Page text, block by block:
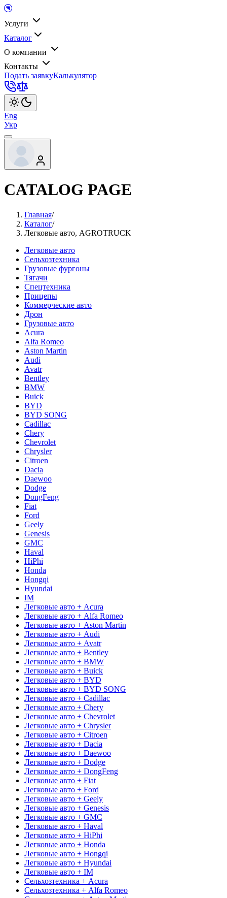
Услуги
Каталог
О компании
Контакты
Подать заявкуКалькулятор
Eng
Укр
CATALOG PAGE
Главная/
Каталог/
Легковые авто, AGROTRUCK
Легковые авто
Сельхозтехника
Грузовые фургоны
Тягачи
Спецтехника
Прицепы
Коммерческие авто
Дрон
Грузовые авто
Acura
Alfa Romeo
Aston Martin
Audi
Avatr
Bentley
BMW
Buick
BYD
BYD SONG
Cadillac
Chery
Chevrolet
Chrysler
Citroen
Dacia
Daewoo
Dodge
DongFeng
Fiat
Ford
Geely
Genesis
GMC
Haval
HiPhi
Honda
Hongqi
Hyundai
IM
Легковые авто + Acura
Легковые авто + Alfa Romeo
Легковые авто + Aston Martin
Легковые авто + Audi
Легковые авто + Avatr
Легковые авто + Bentley
Легковые авто + BMW
Легковые авто + Buick
Легковые авто + BYD
Легковые авто + BYD SONG
Легковые авто + Cadillac
Легковые авто + Chery
Легковые авто + Chevrolet
Легковые авто + Chrysler
Легковые авто + Citroen
Легковые авто + Dacia
Легковые авто + Daewoo
Легковые авто + Dodge
Легковые авто + DongFeng
Легковые авто + Fiat
Легковые авто + Ford
Легковые авто + Geely
Легковые авто + Genesis
Легковые авто + GMC
Легковые авто + Haval
Легковые авто + HiPhi
Легковые авто + Honda
Легковые авто + Hongqi
Легковые авто + Hyundai
Легковые авто + IM
Сельхозтехника + Acura
Сельхозтехника + Alfa Romeo